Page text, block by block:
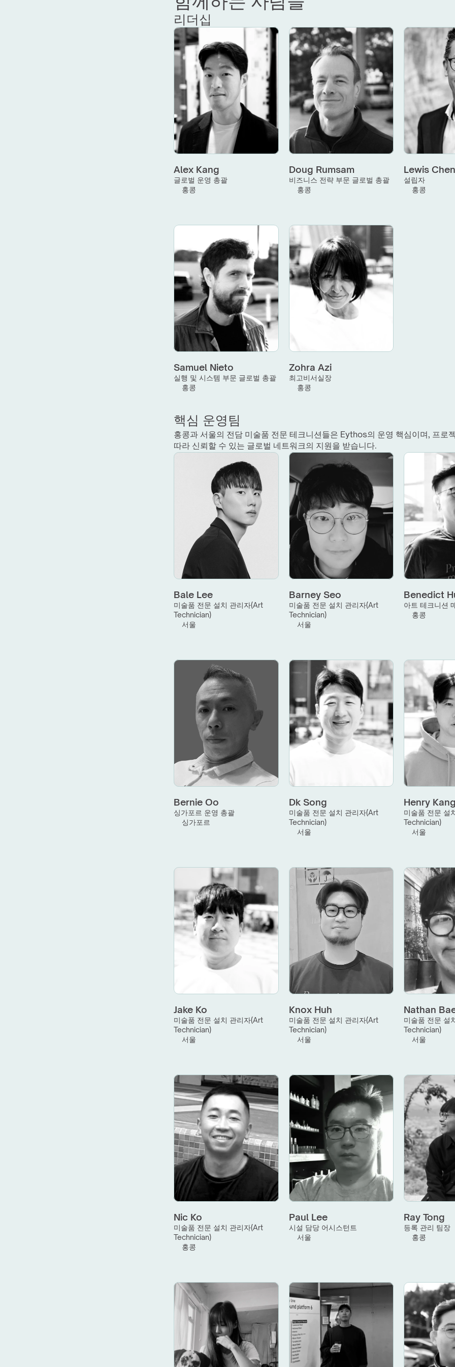
리더십
Alex Kang
글로벌 운영 총괄
홍콩
Doug Rumsam
비즈니스 전략 부문 글로벌 총괄
홍콩
Lewis
설립자
홍콩
Samuel Nieto
실행 및 시스템 부문 글로벌 총괄
홍콩
Zohra Azi
최고비서실장
홍콩
핵심 운영팀
홍콩과 서울의 전담 미술품 전문 테크니션들은 Eythos의 운영 핵심이며, 프로
따라 신뢰할 수 있는 글로벌 네트워크의 지원을 받습니다.
Bale Lee
미술품 전문 설치 관리자(Art
Technician)
서울
Barney Seo
미술품 전문 설치 관리자(Art
Technician)
서울
Benedict
아트 테크니션
홍콩
Bernie Oo
싱가포르 운영 총괄
싱가포르
Dk Song
미술품 전문 설치 관리자(Art
Technician)
서울
Henry
미술품 전문 설
Technician)
서울
Jake Ko
미술품 전문 설치 관리자(Art
Technician)
서울
Knox Huh
미술품 전문 설치 관리자(Art
Technician)
서울
Nathan
미술품 전문 설
Technician)
서울
Nic Ko
미술품 전문 설치 관리자(Art
Technician)
홍콩
Paul Lee
시설 담당 어시스턴트
서울
Ray Tong
등록 관리 팀장
홍콩